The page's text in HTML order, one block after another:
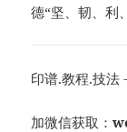
德“坚、韧、利
印谱.教程.技法
加微信获取：